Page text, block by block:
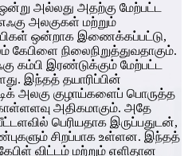
அல்லது அதற்கு மேற்பட்ட
எஃகு அலகுகள் மற்றும்
ஒன்றாக இணைக்கப்பட்டு,
நிலைநிறுத்துவதாகும்.
கம்பி இரண்டுக்கும் மேற்பட்ட
இந்தத் தயாரிப்பின்
அலகு குழாய்களைப் பொருத்த
அதிகமாகும். அதே
பெரியதாக இருப்பதுடன்,
சிறப்பாக உள்ளன. இந்தத்
விட்டம் மற்றும் எளிதான